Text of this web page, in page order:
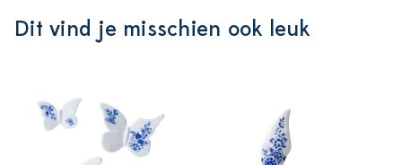
Dit vind je misschien ook leuk